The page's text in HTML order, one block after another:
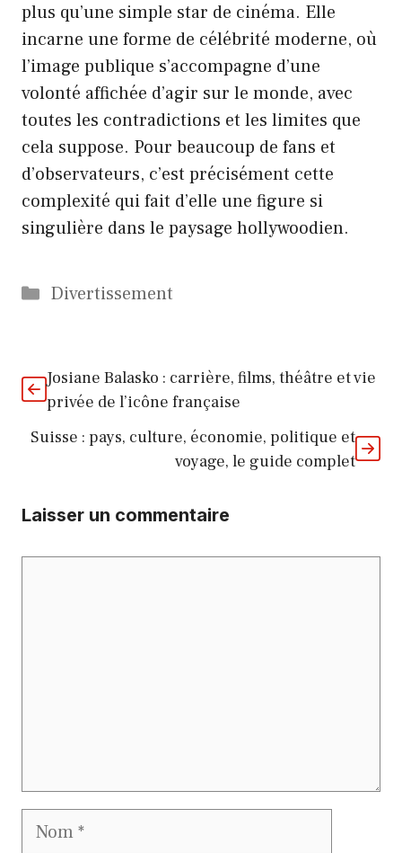
plus qu’une simple star de cinéma. Elle
incarne une forme de célébrité moderne, où
l’image publique s’accompagne d’une
volonté affichée d’agir sur le monde, avec
toutes les contradictions et les limites que
cela suppose. Pour beaucoup de fans et
d’observateurs, c’est précisément cette
complexité qui fait d’elle une figure si
singulière dans le paysage hollywoodien.
Catégories
Divertissement
Josiane Balasko : carrière, films, théâtre et vie
privée de l’icône française
Suisse : pays, culture, économie, politique et
voyage, le guide complet
Laisser un commentaire
Nom